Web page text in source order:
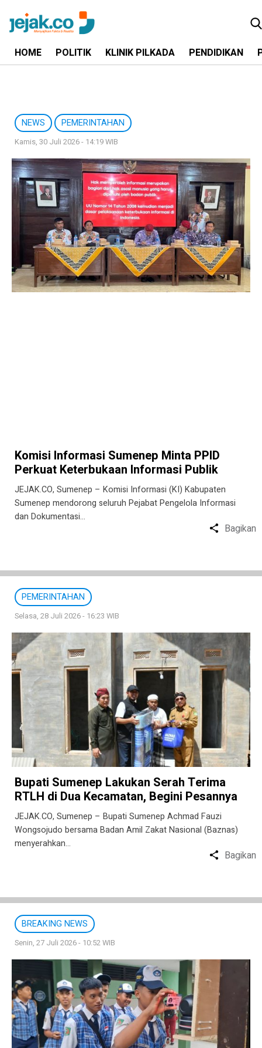
HOME POLITIK KLINIK PILKADA PENDIDIKAN
NEWS PEMERINTAHAN
Kamis, 30 Juli 2026 - 14:19 WIB
Komisi Informasi Sumenep Minta PPID
Perkuat Keterbukaan Informasi Publik
JEJAK.CO, Sumenep – Komisi Informasi (KI) Kabupaten
Sumenep mendorong seluruh Pejabat Pengelola Informasi
dan Dokumentasi…
Bagikan
PEMERINTAHAN
Selasa, 28 Juli 2026 - 16:23 WIB
Bupati Sumenep Lakukan Serah Terima
RTLH di Dua Kecamatan, Begini Pesannya
JEJAK.CO, Sumenep – Bupati Sumenep Achmad Fauzi
Wongsojudo bersama Badan Amil Zakat Nasional (Baznas)
menyerahkan…
Bagikan
BREAKING NEWS
Senin, 27 Juli 2026 - 10:52 WIB